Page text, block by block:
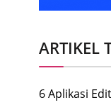
ARTIKEL
6 Aplikasi